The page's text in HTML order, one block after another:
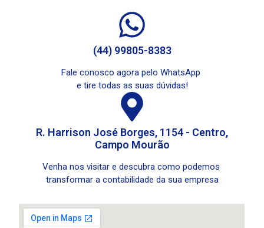
(44) 99805-8383
Fale conosco agora pelo WhatsApp
e tire todas as suas dúvidas!
R. Harrison José Borges, 1154 - Centro,
Campo Mourão
Venha nos visitar e descubra como podemos
transformar a contabilidade da sua empresa